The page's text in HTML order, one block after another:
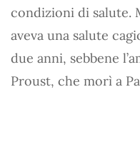
condizioni di salute.
aveva una salute
due anni, sebbene
Proust, che morì a